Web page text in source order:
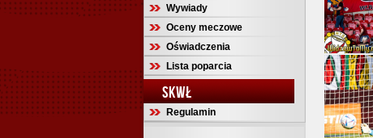
Wywiady
Oceny meczowe
Oświadczenia
Lista poparcia
SKWŁ
Regulamin